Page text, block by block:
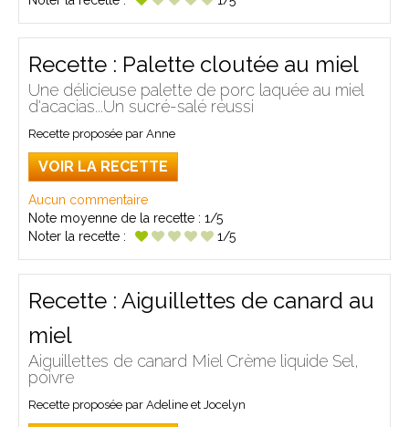
Recette : Palette cloutée au miel
Une délicieuse palette de porc laquée au miel
d'acacias...Un sucré-salé réussi
Recette proposée par Anne
VOIR LA RECETTE
Aucun commentaire
Note moyenne de la recette : 1/5
Noter la recette :
1/5
Recette : Aiguillettes de canard au
miel
Aiguillettes de canard Miel Crème liquide Sel,
poivre
Recette proposée par Adeline et Jocelyn